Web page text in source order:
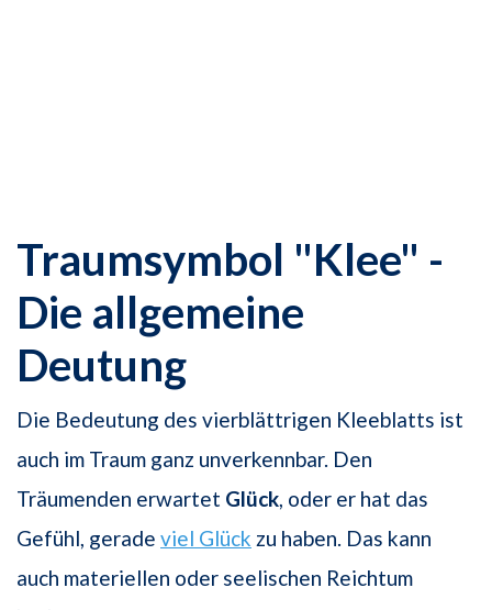
Traumsymbol "Klee" -
Die allgemeine
Deutung
Die Bedeutung des vierblättrigen Kleeblatts ist
auch im Traum ganz unverkennbar. Den
Träumenden erwartet Glück, oder er hat das
Gefühl, gerade viel Glück zu haben. Das kann
auch materiellen oder seelischen Reichtum